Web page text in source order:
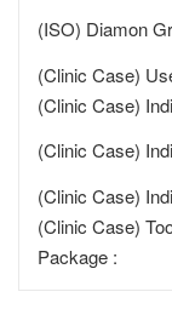
(ISO) Diamon
(Clinic Case)
(Clinic Case)
(Clinic Case)
(Clinic Case)
(Clinic Case)
Package :